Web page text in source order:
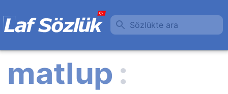
Sözlükte ara